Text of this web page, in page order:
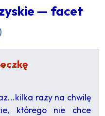
— facet
razy na chwilę
którego nie chce